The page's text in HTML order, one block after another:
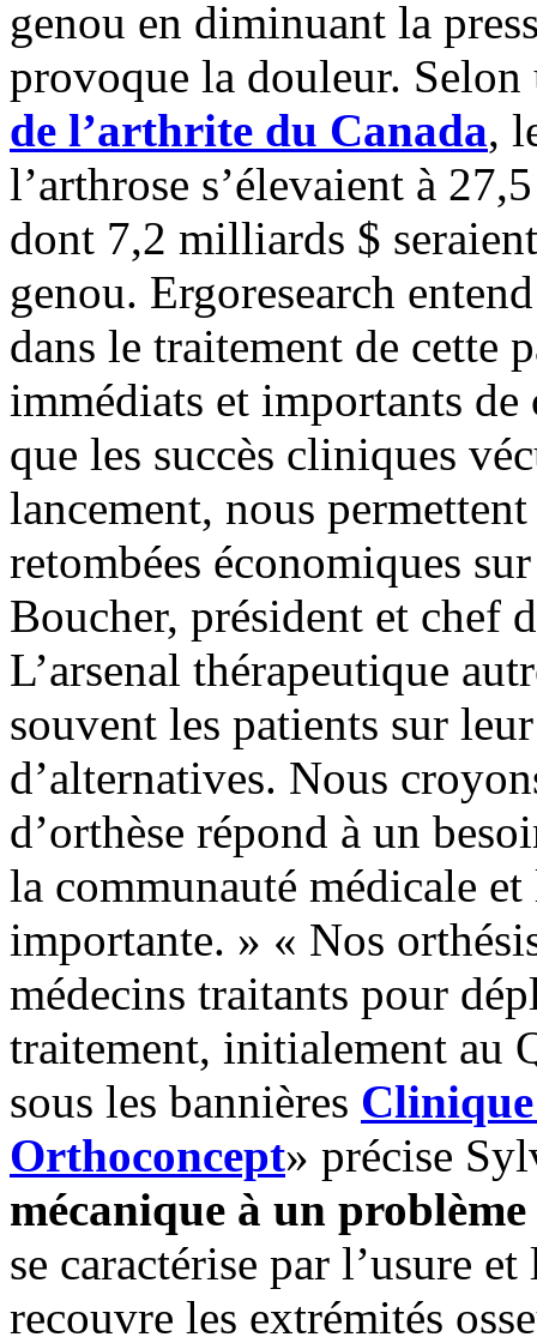
genou en diminuant la
provoque la douleur.
de l’arthrite du Canada,
l’arthrose s’élevaient à
dont 7,2 milliards $
genou. Ergoresearch
dans le traitement de cette
immédiats et importants
que les succès cliniques
lancement, nous
retombées économiques
Boucher, président et chef
L’arsenal thérapeutique
souvent les patients sur
d’alternatives. Nous
d’orthèse répond à un
la communauté médicale
importante. » « Nos
médecins traitants pour
traitement, initialement au
sous les bannières
Orthoconcept» précise
mécanique à un
se caractérise par l’usure
recouvre les extrémités